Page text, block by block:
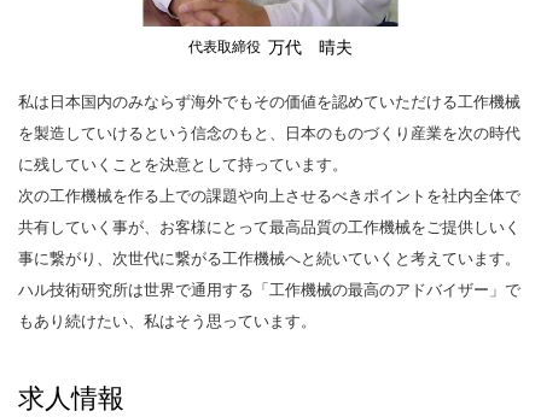
代表取締役 万代 晴夫
私は日本国内のみならず海外でもその価値を認めていただける工作機械
を製造していけるという信念のもと、日本のものづくり産業を次の時代
に残していくことを決意として持っています。
次の工作機械を作る上での課題や向上させるべきポイントを社内全体で
共有していく事が、お客様にとって最高品質の工作機械をご提供しいく
事に繋がり、次世代に繋がる工作機械へと続いていくと考えています。
ハル技術研究所は世界で通用する「工作機械の最高のアドバイザー」で
もあり続けたい、私はそう思っています。
求人情報